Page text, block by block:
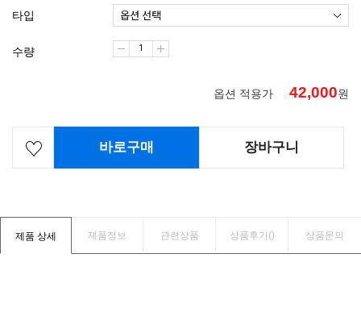
타입
수량
옵션 적용가 42,000원
바로구매 장바구니
제품 상세 제품정보 관련상품 상품후기() 상품문의